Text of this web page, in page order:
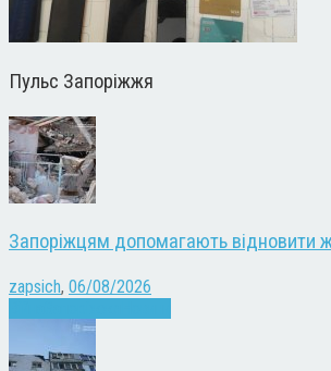
Пульс Запоріжжя
Запоріжцям допомагають відновити
zapsich, 06/08/2026